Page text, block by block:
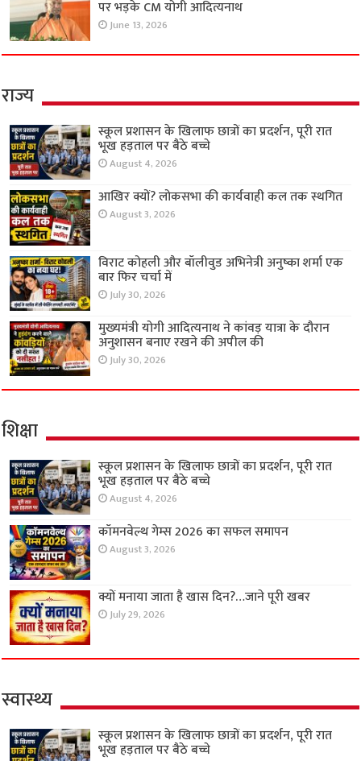
पर भड़के CM योगी आदित्यनाथ
June 13, 2026
राज्य
स्कूल प्रशासन के खिलाफ छात्रों का प्रदर्शन, पूरी रात
भूख हड़ताल पर बैठे बच्चे
August 4, 2026
आखिर क्यों? लोकसभा की कार्यवाही कल तक स्थगित
August 3, 2026
विराट कोहली और बॉलीवुड अभिनेत्री अनुष्का शर्मा एक
बार फिर चर्चा में
July 30, 2026
मुख्यमंत्री योगी आदित्यनाथ ने कांवड़ यात्रा के दौरान
अनुशासन बनाए रखने की अपील की
July 30, 2026
शिक्षा
स्कूल प्रशासन के खिलाफ छात्रों का प्रदर्शन, पूरी रात
भूख हड़ताल पर बैठे बच्चे
August 4, 2026
कॉमनवेल्थ गेम्स 2026 का सफल समापन
August 3, 2026
क्यों मनाया जाता है खास दिन?…जाने पूरी खबर
July 29, 2026
स्वास्थ्य
स्कूल प्रशासन के खिलाफ छात्रों का प्रदर्शन, पूरी रात
भूख हड़ताल पर बैठे बच्चे